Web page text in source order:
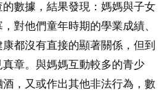
數據，結果發現：媽媽與子女
對他們童年時期的學業成績、
都沒有直接的顯著關係，但到
章。與媽媽互動較多的青少
，又或作出其他非法行為，數